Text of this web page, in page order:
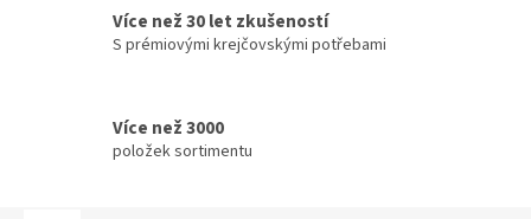
Více než 30 let zkušeností
S prémiovými krejčovskými potřebami
Více než 3000
položek sortimentu